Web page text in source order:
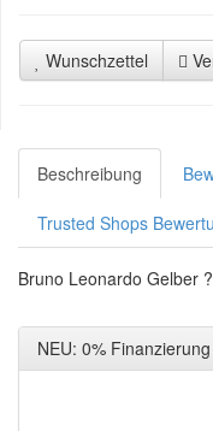
Wunschzettel
Beschreibung
Trusted Shops
Bruno Leonardo Gelber
NEU: 0%